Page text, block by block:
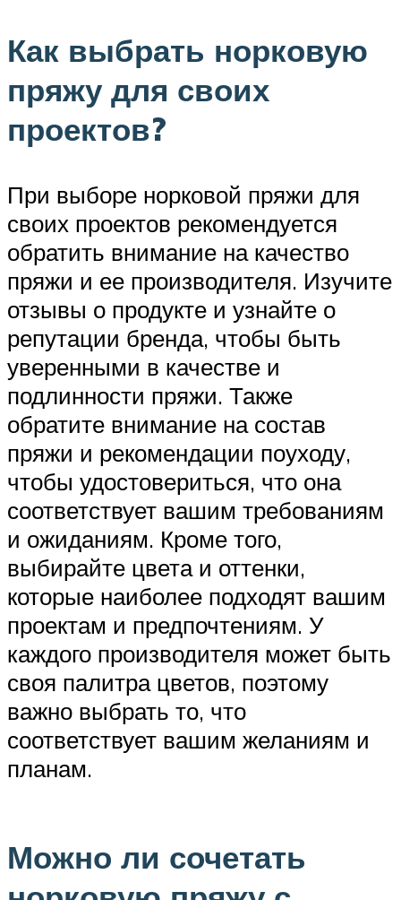
Как выбрать норковую
пряжу для своих
проектов?
При выборе норковой пряжи для
своих проектов рекомендуется
обратить внимание на качество
пряжи и ее производителя. Изучите
отзывы о продукте и узнайте о
репутации бренда, чтобы быть
уверенными в качестве и
подлинности пряжи. Также
обратите внимание на состав
пряжи и рекомендации поуходу,
чтобы удостовериться, что она
соответствует вашим требованиям
и ожиданиям. Кроме того,
выбирайте цвета и оттенки,
которые наиболее подходят вашим
проектам и предпочтениям. У
каждого производителя может быть
своя палитра цветов, поэтому
важно выбрать то, что
соответствует вашим желаниям и
планам.
Можно ли сочетать